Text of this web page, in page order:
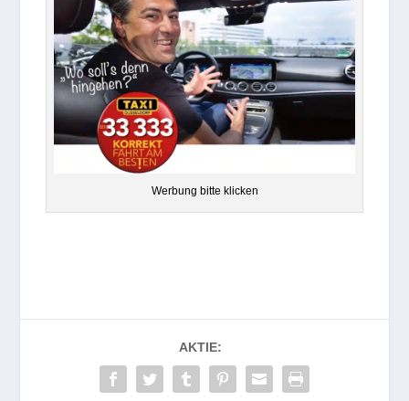
Wer­bung bitte klicken
AKTIE: